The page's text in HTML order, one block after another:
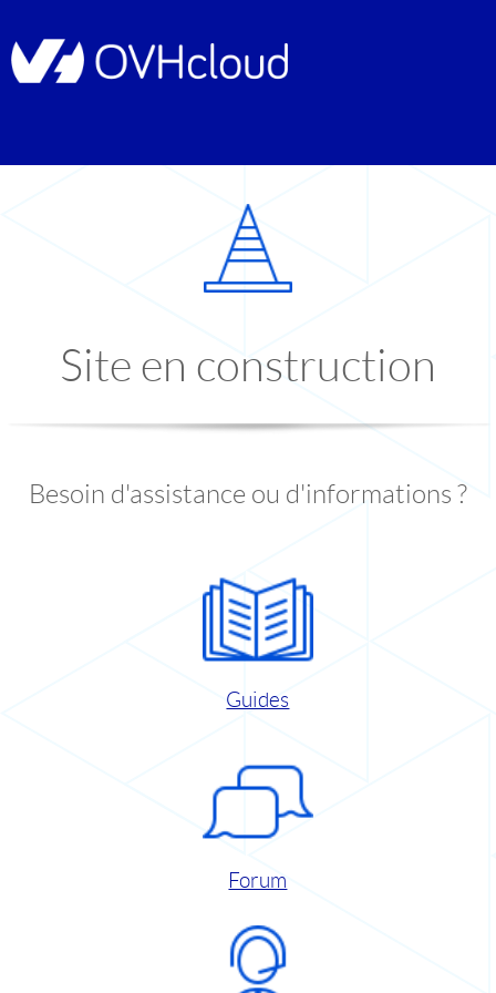
Site en construction
Besoin d'assistance ou d'informations ?
Guides
Forum